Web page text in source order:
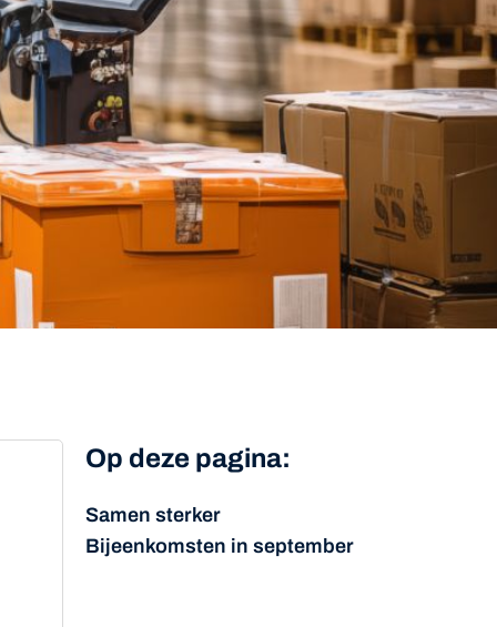
Op deze pagina:
Samen sterker
Bijeenkomsten in september